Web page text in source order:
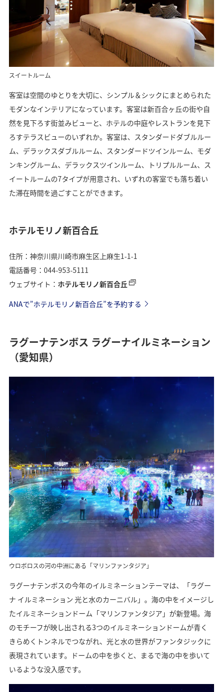
スイートルーム
客室は空間のゆとりを大切に、シンプル＆シックにまとめられた
モダンなインテリアになっています。客室は新百合ヶ丘の街や自
然を見下ろす街並みビューと、ホテルの中庭やレストランを見下
ろすテラスビューのいずれか。客室は、スタンダードダブルルー
ム、デラックスダブルルーム、スタンダードツインルーム、モダ
ンキングルーム、デラックスツインルーム、トリプルルーム、ス
イートルームの7タイプが用意され、いずれの客室でも落ち着い
た滞在時間を過ごすことができます。
ホテルモリノ新百合丘
住所：神奈川県川崎市麻生区上麻生1-1-1
電話番号：044-953-5111
ウェブサイト： ホテルモリノ新百合丘
ANAで”ホテルモリノ新百合丘”を予約する
ラグーナテンボス ラグーナイルミネーション
（愛知県）
ウロボロスの河の中洲にある「マリンファンタジア」
ラグーナテンボスの今年のイルミネーションテーマは、「ラグー
ナ イルミネーション 光と水のカーニバル」。海の中をイメージし
たイルミネーションドーム「マリンファンタジア」が新登場。海
のモチーフが映し出される3つのイルミネーションドームが青く
きらめくトンネルでつながれ、光と水の世界がファンタジックに
表現されています。ドームの中を歩くと、まるで海の中を歩いて
いるような没入感です。